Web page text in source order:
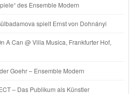
des Ensemble Modern
spielt Ernst von Dohnányi
A Can @ Villa Musica, Frankfurter Hof,
Goehr – Ensemble Modern
– Das Publikum als Künstler